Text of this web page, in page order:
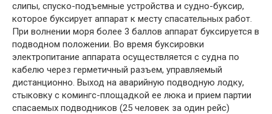
слипы, спуско-подъемные устройства и судно-буксир,
которое буксирует аппарат к месту спасательных работ.
При волнении моря более 3 баллов аппарат буксируется в
подводном положении. Во время буксировки
электропитание аппарата осуществляется с судна по
кабелю через герметичный разъем, управляемый
дистанционно. Выход на аварийную подводную лодку,
стыковку с комингс-площадкой ее люка и прием партии
спасаемых подводников (25 человек за один рейс)